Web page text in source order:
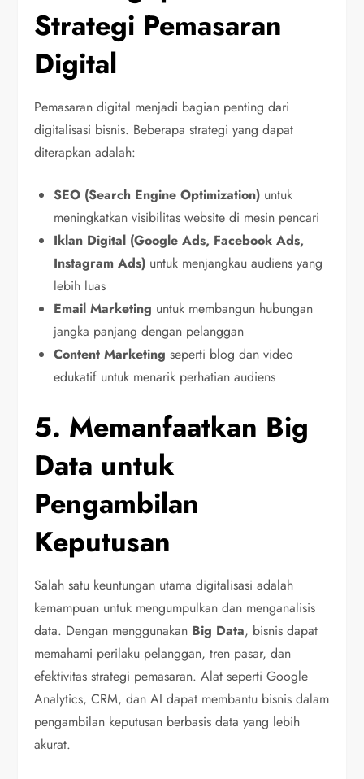
Strategi Pemasaran
Digital
Pemasaran digital menjadi bagian penting dari
digitalisasi bisnis. Beberapa strategi yang dapat
diterapkan adalah:
SEO (Search Engine Optimization) untuk
meningkatkan visibilitas website di mesin pencari
Iklan Digital (Google Ads, Facebook Ads,
Instagram Ads) untuk menjangkau audiens yang
lebih luas
Email Marketing untuk membangun hubungan
jangka panjang dengan pelanggan
Content Marketing seperti blog dan video
edukatif untuk menarik perhatian audiens
5. Memanfaatkan Big
Data untuk
Pengambilan
Keputusan
Salah satu keuntungan utama digitalisasi adalah
kemampuan untuk mengumpulkan dan menganalisis
data. Dengan menggunakan Big Data, bisnis dapat
memahami perilaku pelanggan, tren pasar, dan
efektivitas strategi pemasaran. Alat seperti Google
Analytics, CRM, dan AI dapat membantu bisnis dalam
pengambilan keputusan berbasis data yang lebih
akurat.